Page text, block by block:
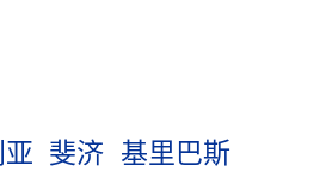
斐济 基里巴斯